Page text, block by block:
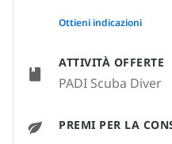
ATTIVITÀ OFFERTE
PADI Scuba Diver
PREMI PER LA
None
Ottieni indicazioni